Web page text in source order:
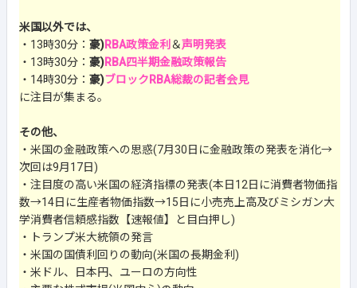
米国以外では、
・13時30分： 豪)RBA政策金利 ＆声明発表
・13時30分： 豪)RBA四半期金融政策報告
・14時30分： 豪)ブロックRBA総裁の記者会見
に注目が集まる。
その他、
・米国の金融政策への思惑(7月30日に金融政策の発表を消化→
次回は9月17日)
・注目度の高い米国の経済指標の発表(本日12日に消費者物価指
数→14日に生産者物価指数→15日に小売売上高及びミシガン大
学消費者信頼感指数【速報値】と目白押し)
・トランプ米大統領の発言
・米国の国債利回りの動向(米国の長期金利)
・米ドル、日本円、ユーロの方向性